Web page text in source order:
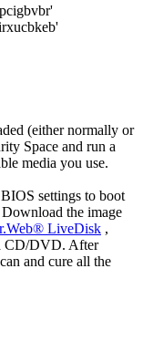
(either normally or
Space and run a
media you use.
settings to boot
the image
LiveDisk ,
CD/DVD. After
and cure all the